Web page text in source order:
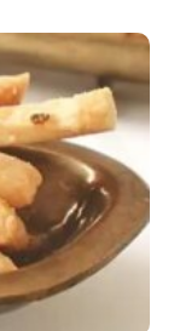
E Salsa